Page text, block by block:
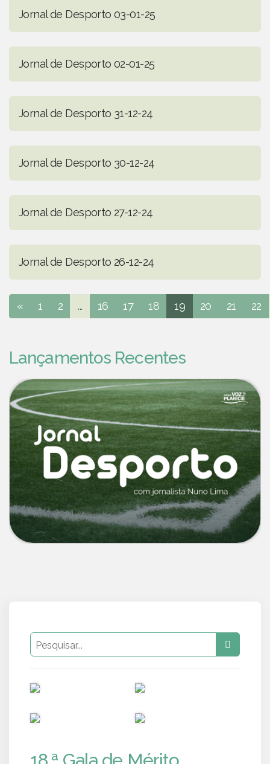
Jornal de Desporto 03-01-25
Jornal de Desporto 02-01-25
Jornal de Desporto 31-12-24
Jornal de Desporto 30-12-24
Jornal de Desporto 27-12-24
Jornal de Desporto 26-12-24
« 1 2 ... 16 17 18 19 20 21 22
Lançamentos Recentes